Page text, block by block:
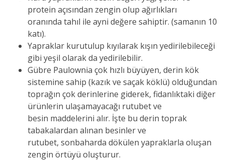
protein açısından zengin olup ağırlıkları
oranında tahıl ile ayni değere sahiptir. (samanın 10
katı).
Yapraklar kurutulup kıyılarak kışın yedirilebileceği
gibi yeşil olarak da yedirilebilir.
Gübre Paulownia çok hızlı büyüyen, derin kök
sistemine sahip (kazık ve saçak köklü) olduğundan
toprağın çok derinlerine giderek, fidanlıktaki diğer
ürünlerin ulaşamayacağı rutubet ve
besin maddelerini alır. İşte bu derin toprak
tabakalardan alınan besinler ve
rutubet, sonbaharda dökülen yapraklarla oluşan
zengin örtüyü oluşturur.